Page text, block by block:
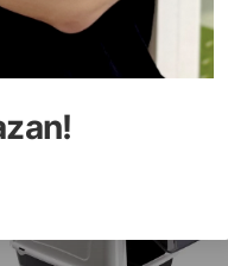
Biotualet Ferplast - ev heyvanına
və evdə təmizlik təmin edən
evciyidir.Ölçüsü: 47 × 36 × 35 sm.